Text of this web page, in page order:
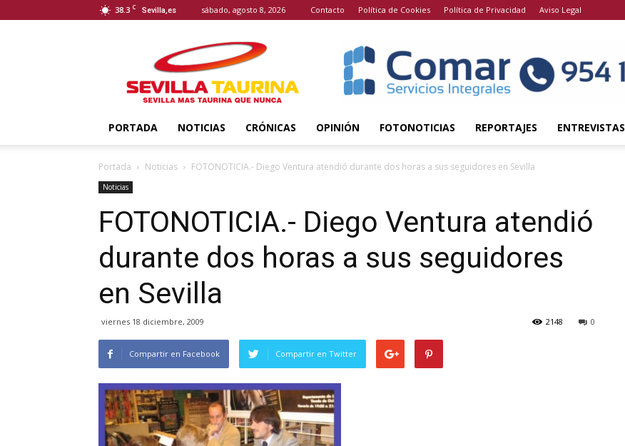
38.3 C Sevilla,es sábado, agosto 8, 2026 Contacto Política de Cookies Política de Privacidad Aviso Legal
Taurina
PORTADA NOTICIAS CRÓNICAS OPINIÓN FOTONOTICIAS REPORTAJES ENTREVISTAS
Portada Noticias FOTONOTICIA.- Diego Ventura atendió durante dos horas a sus seguidores en Sevilla
Noticias
FOTONOTICIA.- Diego Ventura atendió
durante dos horas a sus seguidores
en Sevilla
viernes 18 diciembre, 2009 0
2148
Compartir en Facebook Compartir en Twitter